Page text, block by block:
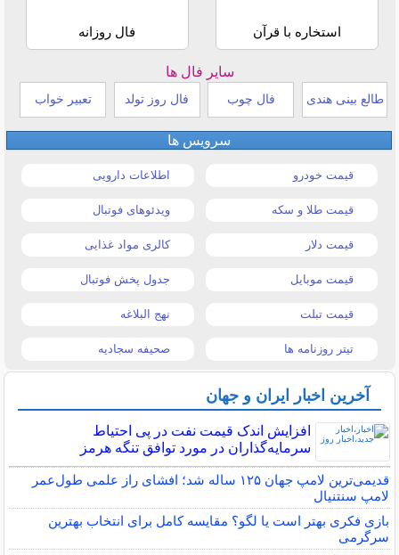
استخاره با قرآن فال روزانه
سایر فال ها
طالع بینی هندی فال چوب فال روز تولد تعبیر خواب
سرویس ها
قیمت خودرو اطلاعات دارویی
قیمت طلا و سکه ویدئوهای فوتبال
قیمت دلار کالری مواد غذایی
قیمت موبایل جدول پخش فوتبال
قیمت تبلت نهج البلاغه
تیتر روزنامه ها صحیفه سجادیه
آخرین اخبار ایران و جهان
افزایش اندک قیمت نفت در پی احتیاط
سرمایه‌گذاران در مورد توافق تنگه هرمز
قدیمی‌ترین لامپ جهان ۱۲۵ ساله شد؛ افشای راز علمی طول‌عمر
لامپ سنتنیال
بازی فکری بهتر است یا لگو؟ مقایسه کامل برای انتخاب بهترین
سرگرمی